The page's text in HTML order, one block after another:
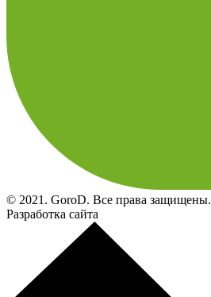
© 2021. GoroD. Все права защищены.
Разработка сайта